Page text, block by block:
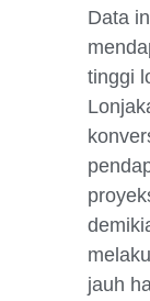
Data
tinggi
jauh